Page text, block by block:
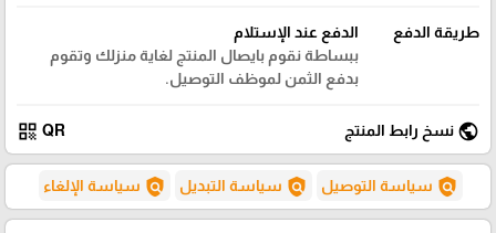
طريقة الدفع
الدفع عند الإستلام
ببساطة نقوم بايصال المنتج لغاية منزلك وتقوم
بدفع الثمن لموظف التوصيل.
public نسخ رابط المنتج QR
qr_code
policy سياسة التوصيل policy سياسة التبديل policy سياسة الإلغاء